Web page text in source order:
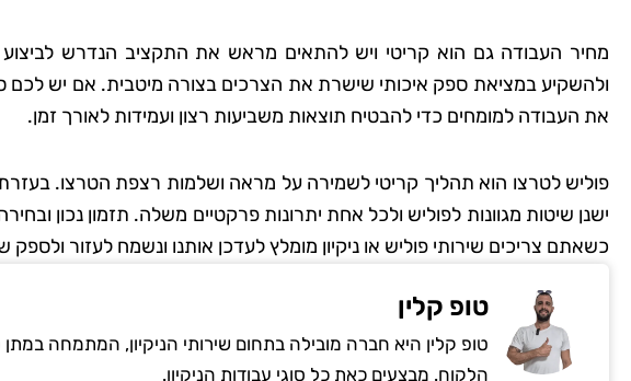
מחיר העבודה גם הוא קריטי ויש להתאים מראש את התקציב הנדרש
ולהשקיע במציאת ספק איכותי שישרת את הצרכים בצורה מיטבית. אם יש לכם
את העבודה למומחים כדי להבטיח תוצאות משביעות רצון ועמידות לאורך זמן.
פוליש לטרצו הוא תהליך קריטי לשמירה על מראה ושלמות רצפת הטרצו.
ישנן שיטות מגוונות לפוליש ולכל אחת יתרונות פרקטיים משלה. תזמון נכון
כשאתם צריכים שירותי פוליש או ניקיון מומלץ לעדכן אותנו ונשמח לעזור
טופ קלין
טופ קלין היא חברה מובילה בתחום שירותי הניקיון, המתמחה במתן
הלקוח. מבצעים כאת כל סוגי עבודות הניקיון.